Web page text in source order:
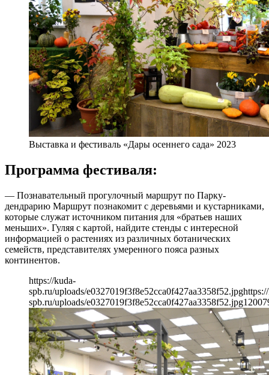
Выставка и фестиваль «Дары осеннего сада» 2023
Программа фестиваля:
— Познавательный прогулочный маршрут по Парку-
дендрарию Маршрут познакомит с деревьями и кустарниками,
которые служат источником питания для «братьев наших
меньших». Гуляя с картой, найдите стенды с интересной
информацией о растениях из различных ботанических
семейств, представителях умеренного пояса разных
континентов.
https://kuda-
spb.ru/uploads/e0327019f3f8e52cca0f427aa3358f52.jpg
spb.ru/uploads/e0327019f3f8e52cca0f427aa3358f52.jpg1200